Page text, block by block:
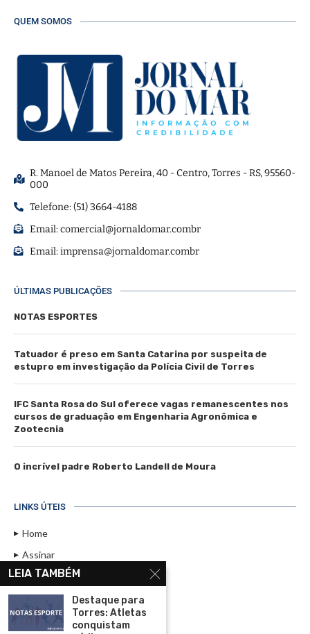
QUEM SOMOS
R. Manoel de Matos Pereira, 40 - Centro, Torres - RS, 95560-
000
Telefone: (51) 3664-4188
Email:comercial@jornaldomar.combr
Email:imprensa@jornaldomar.combr
ÚLTIMAS PUBLICAÇÕES
NOTAS ESPORTES
Tatuador é preso em Santa Catarina por suspeita de
estupro em investigação da Polícia Civil de Torres
IFC Santa Rosa do Sul oferece vagas remanescentes nos
cursos de graduação em Engenharia Agronômica e
Zootecnia
O incrível padre Roberto Landell de Moura
LINKS ÚTEIS
Home
Assinar
Contato
Política de Privacidade
Rádio Maristela - Ao Vivo
LEIA TAMBÉM
Destaque para
Torres: Atletas
conquistam